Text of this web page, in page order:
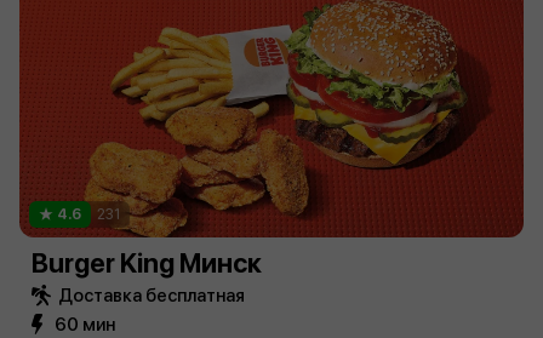
4.6 231
Burger King Минск
Доставка бесплатная
60 мин